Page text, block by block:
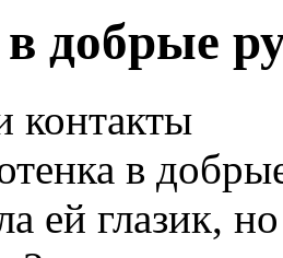
добрые
контакты
в
ей глазик,